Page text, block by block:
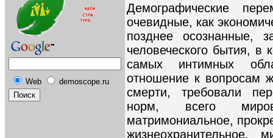
Web demoscope.ru
Демографические
очевидные, как
позднее осознанные,
человеческого бытия,
самых интимных
отношение к вопросам
смерти, требовали
норм, всего
матримониальное,
жизнеохранительное,